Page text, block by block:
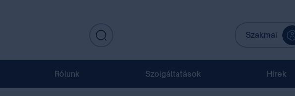
Szakmai
Rólunk Szolgáltatások Hírek